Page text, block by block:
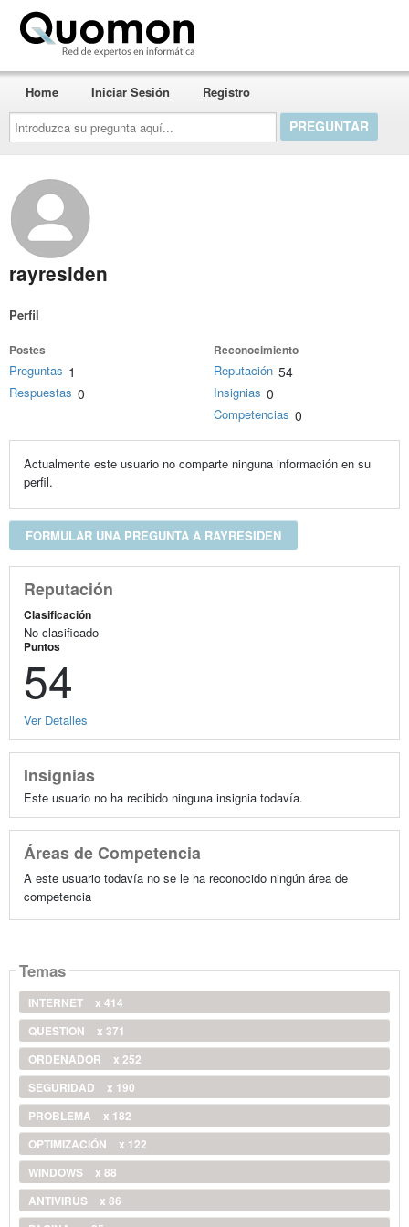
Introduzca
su
pregunta
aquí...
Home Iniciar Sesión Registro
rayresiden
Perfil
Postes
Preguntas 1
Respuestas 0
Reconocimiento
Reputación 54
Insignias 0
Competencias 0
Actualmente este usuario no comparte ninguna información en su
perfil.
FORMULAR UNA PREGUNTA A RAYRESIDEN
Reputación
Clasificación
No clasificado
Puntos
54
Ver Detalles
Insignias
Este usuario no ha recibido ninguna insignia todavía.
Áreas de Competencia
A este usuario todavía no se le ha reconocido ningún área de
competencia
Temas
INTERNET
x 414
QUESTION
x 371
ORDENADOR
x 252
SEGURIDAD
x 190
PROBLEMA
x 182
OPTIMIZACIÓN
x 122
WINDOWS
x 88
ANTIVIRUS
x 86